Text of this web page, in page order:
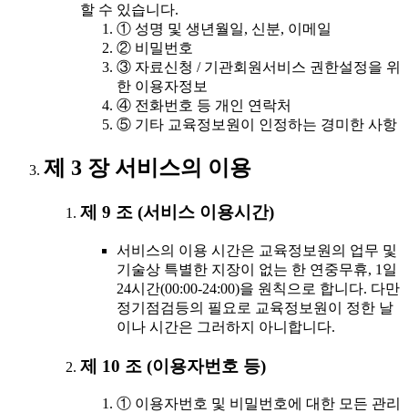
할 수 있습니다.
① 성명 및 생년월일, 신분, 이메일
② 비밀번호
③ 자료신청 / 기관회원서비스 권한설정을 위
한 이용자정보
④ 전화번호 등 개인 연락처
⑤ 기타 교육정보원이 인정하는 경미한 사항
제 3 장 서비스의 이용
제 9 조 (서비스 이용시간)
서비스의 이용 시간은 교육정보원의 업무 및
기술상 특별한 지장이 없는 한 연중무휴, 1일
24시간(00:00-24:00)을 원칙으로 합니다. 다만
정기점검등의 필요로 교육정보원이 정한 날
이나 시간은 그러하지 아니합니다.
제 10 조 (이용자번호 등)
① 이용자번호 및 비밀번호에 대한 모든 관리